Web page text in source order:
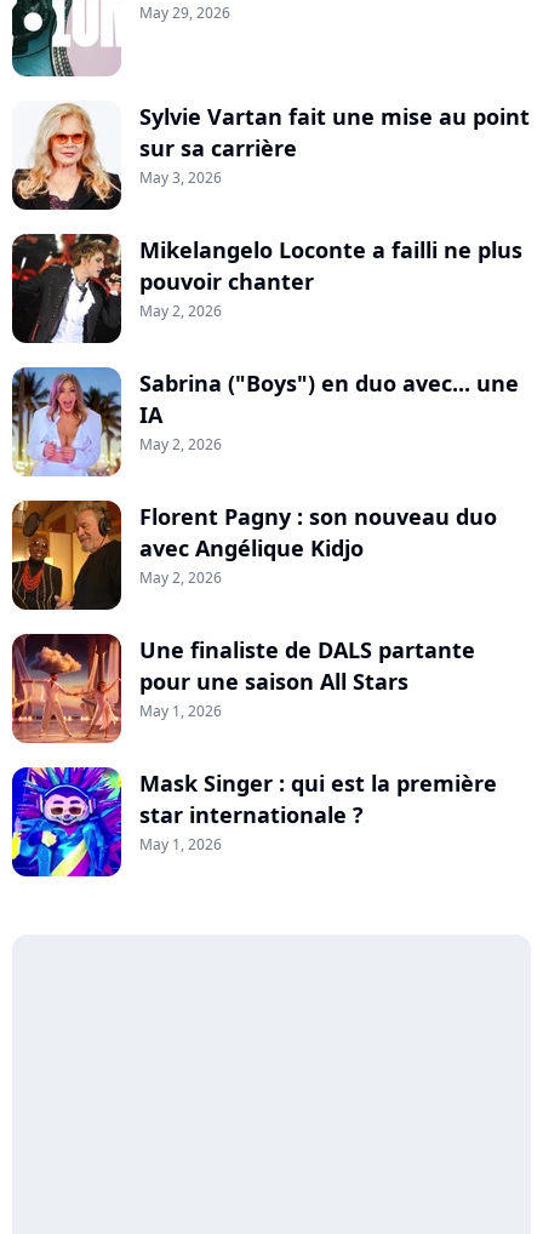
May 29, 2026
Sylvie Vartan fait une mise au point
sur sa carrière
May 3, 2026
Mikelangelo Loconte a failli ne plus
pouvoir chanter
May 2, 2026
Sabrina ("Boys") en duo avec... une
IA
May 2, 2026
Florent Pagny : son nouveau duo
avec Angélique Kidjo
May 2, 2026
Une finaliste de DALS partante
pour une saison All Stars
May 1, 2026
Mask Singer : qui est la première
star internationale ?
May 1, 2026